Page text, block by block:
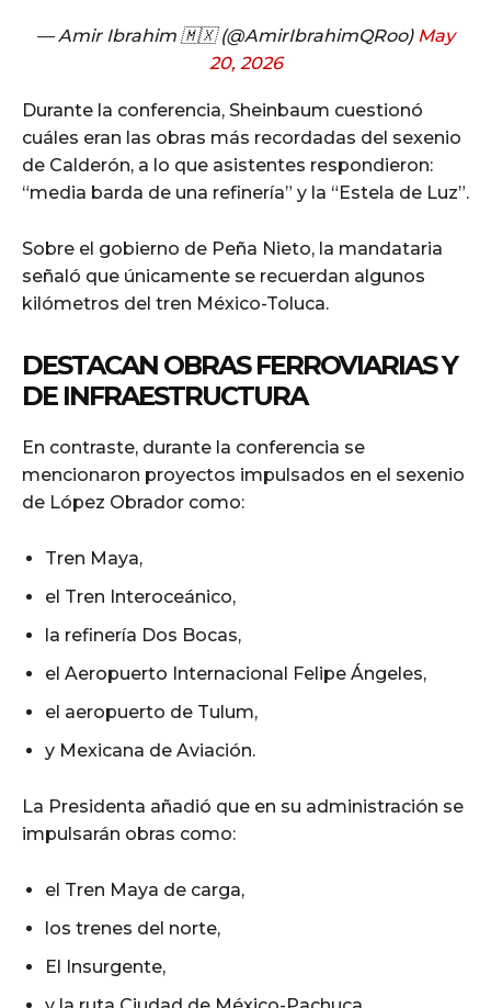
— Amir Ibrahim 🇲🇽 (@AmirIbrahimQRoo) May
20, 2026
Durante la conferencia, Sheinbaum cuestionó
cuáles eran las obras más recordadas del sexenio
de Calderón, a lo que asistentes respondieron:
“media barda de una refinería” y la “Estela de Luz”.
Sobre el gobierno de Peña Nieto, la mandataria
señaló que únicamente se recuerdan algunos
kilómetros del tren México-Toluca.
DESTACAN OBRAS FERROVIARIAS Y
DE INFRAESTRUCTURA
En contraste, durante la conferencia se
mencionaron proyectos impulsados en el sexenio
de López Obrador como:
Tren Maya,
el Tren Interoceánico,
la refinería Dos Bocas,
el Aeropuerto Internacional Felipe Ángeles,
el aeropuerto de Tulum,
y Mexicana de Aviación.
La Presidenta añadió que en su administración se
impulsarán obras como:
el Tren Maya de carga,
los trenes del norte,
El Insurgente,